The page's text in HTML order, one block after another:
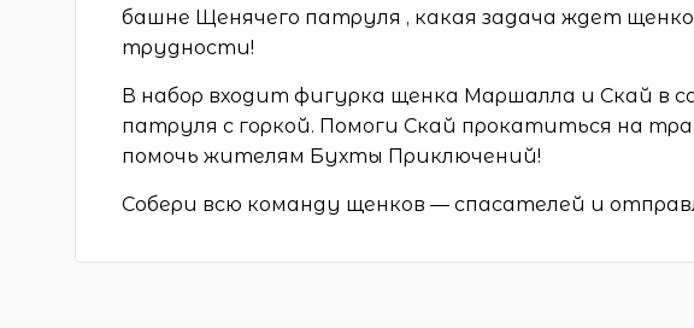
башне Щенячего патруля , какая задача ждет
трудности!
В набор входит фигурка щенка Маршалла и Скай в
патруля с горкой. Помоги Скай прокатиться на
помочь жителям Бухты Приключений!
Собери всю команду щенков — спасателей и